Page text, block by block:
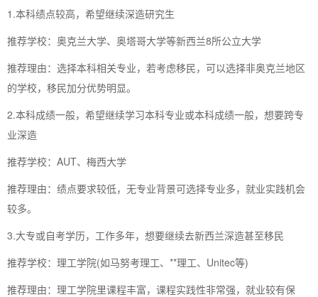
1.本科绩点较高，希望继续深造研究生
推荐学校：奥克兰大学、奥塔哥大学等新西兰8所公立大学
推荐理由：选择本科相关专业，若考虑移民，可以选择非奥克兰地区
的学校，移民加分优势明显。
2.本科成绩一般，希望继续学习本科专业或本科成绩一般，想要跨专
业深造
推荐学校：AUT、梅西大学
推荐理由：绩点要求较低，无专业背景可选择专业多，就业实践机会
较多。
3.大专或自考学历，工作多年，想要继续去新西兰深造甚至移民
推荐学校：理工学院(如马努考理工、**理工、Unitec等)
推荐理由：理工学院里课程丰富，课程实践性非常强，就业较有保